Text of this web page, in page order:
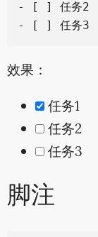
- [ ] 任务2
效果：
任务1
任务2
任务3
脚注